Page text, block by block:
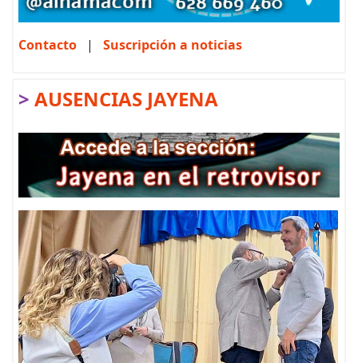
Contacto | Suscripción a noticias
> AUSENCIAS JAYENA